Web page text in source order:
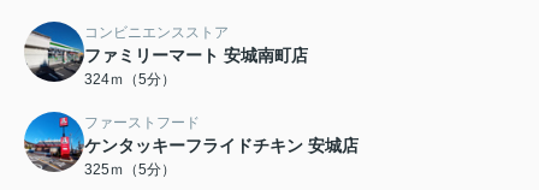
コンビニエンスストア
ファミリーマート 安城南町店
324ｍ（5分）
ファーストフード
ケンタッキーフライドチキン 安城店
325ｍ（5分）